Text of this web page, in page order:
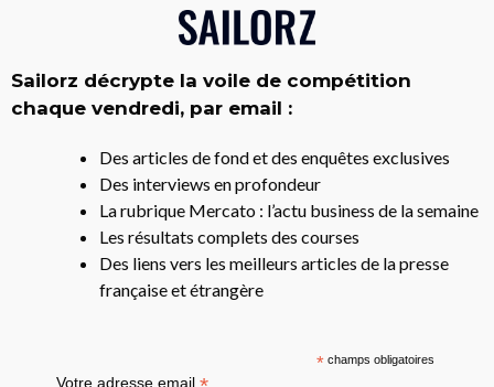
Sailorz décrypte la voile de compétition
chaque vendredi, par email :
Des articles de fond et des enquêtes exclusives
Des interviews en profondeur
La rubrique Mercato : l’actu business de la semaine
Les résultats complets des courses
Des liens vers les meilleurs articles de la presse
française et étrangère
*champs obligatoires
Votre adresse email